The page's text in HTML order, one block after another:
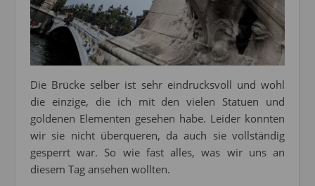
Die Brücke selber ist sehr eindrucksvoll und wohl
die einzige, die ich mit den vielen Statuen und
goldenen Elementen gesehen habe. Leider konnten
wir sie nicht überqueren, da auch sie vollständig
gesperrt war. So wie fast alles, was wir uns an
diesem Tag ansehen wollten.